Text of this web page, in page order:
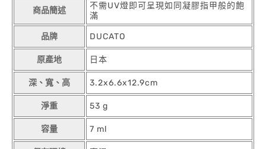
商品簡述
不需UV燈即可呈現如同凝膠指甲般的飽
滿
品牌 DUCATO
原產地 日本
深、寬、高 3.2x6.6x12.9cm
淨重 53 g
容量 7 ml